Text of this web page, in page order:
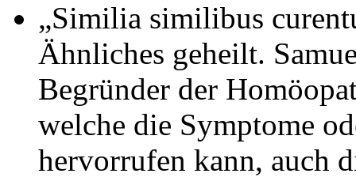
„Similia similibus
Ähnliches geheilt.
Begründer der
welche die Symptome
hervorrufen kann, auch